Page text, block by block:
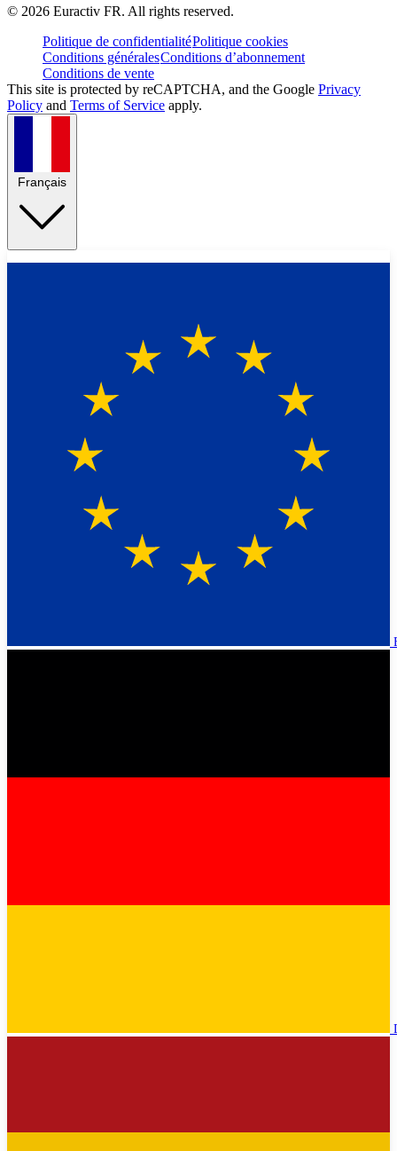
© 2026 Euractiv FR. All rights reserved.
Politique de confidentialitéPolitique cookies
Conditions généralesConditions d’abonnement
Conditions de vente
This site is protected by reCAPTCHA, and the Google Privacy
Policy and Terms of Service apply.
Français